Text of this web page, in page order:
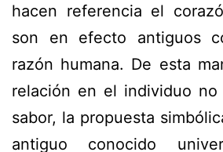
hacen referencia el
son en efecto antiguos
razón humana. De esta
relación en el individuo
sabor, la propuesta
antiguo conocido